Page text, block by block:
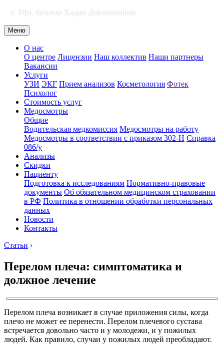
г. Уфа, бульвар Хадии Давлетшиной
Меню
О нас
О центре Лицензии Наш коллектив Наши партнеры
Вакансии
Услуги
УЗИ ЭКГ Прием анализов Косметология Фотек
Психолог
Стоимость услуг
Медосмотры
Общие
Водительская медкомиссия Медосмотры на работу
Медосмотры в соответствии с приказом 302-Н Справка
086/у
Анализы
Скидки
Пациенту
Подготовка к исследованиям Нормативно-правовые
документы Об обязательном медицинском страховании
в РФ Политика в отношении обработки персональных
данных
Новости
Контакты
Статьи ›
Перелом плеча: симптоматика и
должное лечение
Перелом плеча возникает в случае приложения силы, когда
плечо не может ее перенести. Перелом плечевого сустава
встречается довольно часто и у молодежи, и у пожилых
людей. Как правило, случаи у пожилых людей преобладают.